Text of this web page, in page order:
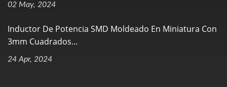
02 May, 2024
Inductor De Potencia SMD Moldeado En Miniatura Con
3mm Cuadrados...
24 Apr, 2024